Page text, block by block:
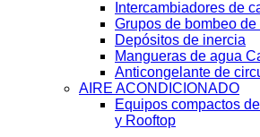
Intercambiadores de
Grupos de bombeo de
Depósitos de inercia
Mangueras de agua
Anticongelante de
AIRE ACONDICIONADO
Equipos compactos
y Rooftop